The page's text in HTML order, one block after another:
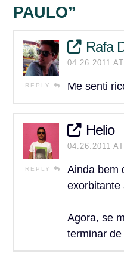
PAULO”
REPLY
Rafa
04.26.2011
Me senti
REPLY
Helio
04.26.2011
Ainda bem
exorbitante
Agora, se
terminar